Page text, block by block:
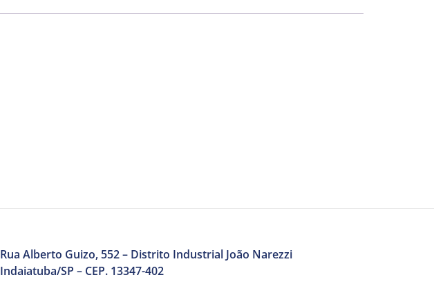
Rua Alberto Guizo, 552 – Distrito Industrial João Narezzi
Indaiatuba/SP – CEP. 13347-402